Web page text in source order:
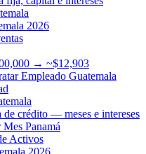
2026
→ ~$12,903
Empleado Guatemala
de crédito — meses e intereses
Panamá
Activos
2026